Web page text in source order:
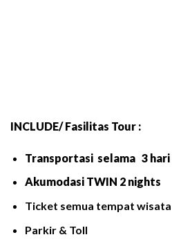
INCLUDE/ Fasilitas Tour :
Transportasi selama 3 hari
Akumodasi TWIN 2nights
Ticket semua tempat wisata
Parkir & Toll